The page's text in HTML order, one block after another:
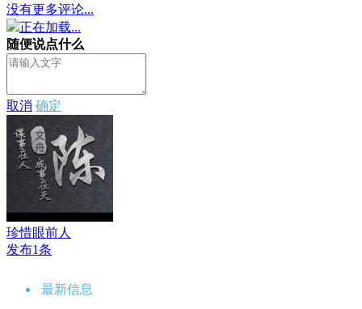
没有更多评论...
正在加载...
随便说点什么
取消 确定
珍惜眼前人
发布1条
最新信息